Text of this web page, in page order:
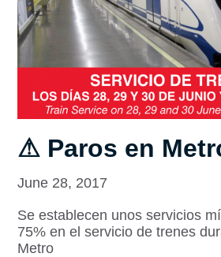
⚠ Paros en
June 28, 2017
Se establecen unos servicios
75% en el servicio de trenes
Metro